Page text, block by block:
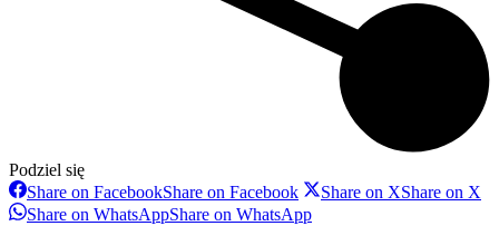
Podziel się
Share on FacebookShare on Facebook Share on XShare on X
Share on WhatsAppShare on WhatsApp